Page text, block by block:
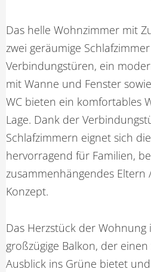
Das helle Wohnzimmer mit
zwei geräumige
Verbindungstüren, ein
mit Wanne und Fenster
WC bieten ein komfortables
Lage. Dank der
Schlafzimmern eignet sich
hervorragend für Familien,
zusammenhängendes Eltern
Konzept.
Das Herzstück der
großzügige Balkon, der
Ausblick ins Grüne bietet